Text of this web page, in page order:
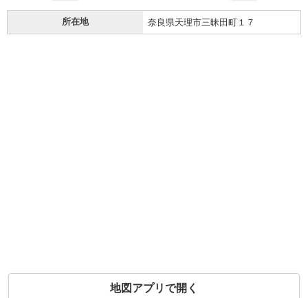
所在地 奈良県天理市三昧田町１７
地図アプリで開く